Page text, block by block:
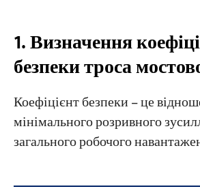
Проекти
Новини
Програми
Про нас
Зв'яжіться з нами
5. Зворотний розрахунок
вантажопідйомності існуючого
6. Методи обрізання кінців
1. Визначення
безпеки троса
Коефіцієнт безпеки – це
мінімального розривного
загального робочого